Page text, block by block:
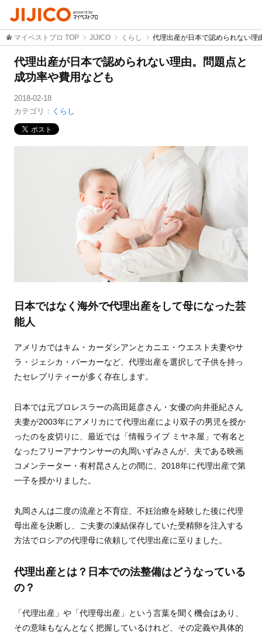
マイベストプロ TOP JIJICO くらし 代理出産が日本で認められない理
代理出産が日本で認められない理由。問題点と
成功率や費用なども
2018-02-18
カテゴリ： くらし
日本ではなく海外で代理出産をして母になった芸
能人
アメリカではキム・カーダシアンとカニエ・ウエスト夫妻やサ
ラ・ジェシカ・パーカーなど、代理出産を選択して子供を持っ
たセレブリティーが多く存在します。
日本では元プロレスラーの高田延彦さん・女優の向井亜紀さん
夫妻が2003年にアメリカにて代理出産により双子の男児を授か
ったのを皮切りに、最近では「情報ライブ ミヤネ屋」で有名と
なったフリーアナウンサーの丸岡いずみさんが、夫である映画
コメンテーター・有村昆さんとの間に、2018年に代理出産で第
一子を授かりました。
丸岡さんは二度の流産と不育症、不妊治療を経験した後に代理
母出産を決断し、ご夫妻の凍結保存していた受精卵を注入する
方法でロシアの代理母に依頼して代理出産に至りました。
代理出産とは？日本での法整備はどうなっている
の？
「代理出産」や「代理母出産」という言葉を聞く機会はあり、
その意味もなんとなく把握しているけれど、その定義や具体的